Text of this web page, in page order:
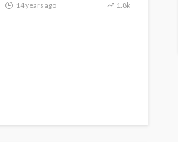
14 years ago 1.8k